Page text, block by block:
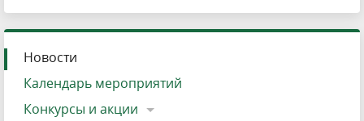
Новости
Календарь мероприятий
Конкурсы и акции